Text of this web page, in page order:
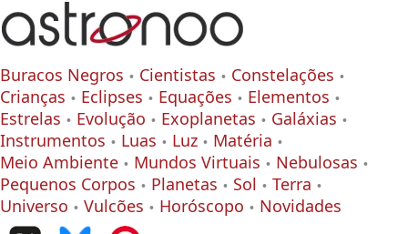
Buracos Negros Cientistas
Constelações
Crianças
Eclipses Equações
Elementos
Estrelas
Evolução Exoplanetas
Galáxias
Instrumentos
Luas Luz
Matéria
Meio Ambiente
Mundos Virtuais
Nebulosas
Pequenos Corpos
Planetas Sol
Terra
Universo
Vulcões Horóscopo Novidades